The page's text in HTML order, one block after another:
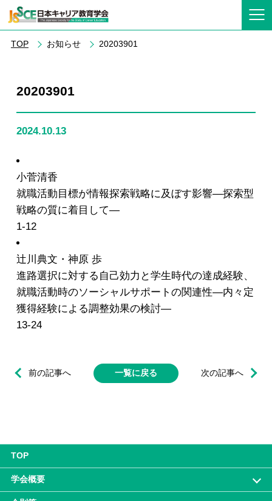
TOP お知らせ 20203901
20203901
2024.10.13
小菅清香
就職活動目標が情報探索戦略に及ぼす影響―探索型
戦略の質に着目して―
1-12
辻川典文・神原 歩
進路選択に対する自己効力と学生時代の達成経験、
就職活動時のソーシャルサポートの関連性―内々定
獲得経験による調整効果の検討―
13-24
前の記事へ 次の記事へ
一覧に戻る
TOP
学会概要